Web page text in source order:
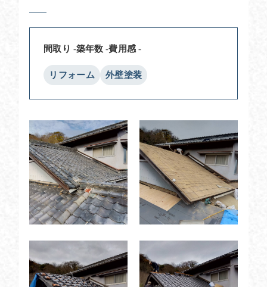
間取り -築年数 -費用感-
リフォーム 外壁塗装